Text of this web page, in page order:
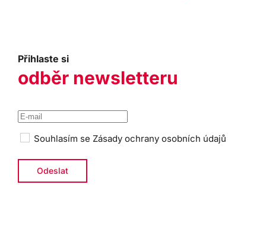
Přihlaste si
odběr newsletteru
Souhlasím se Zásady ochrany osobních údajů